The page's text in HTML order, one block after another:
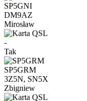
SP5GNI
DM9AZ
Mirosław
-
Tak
SP5GRM
3Z5N, SN5X
Zbigniew